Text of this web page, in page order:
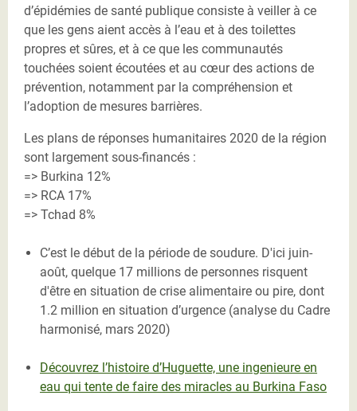
d’épidémies de santé publique consiste à veiller à ce
que les gens aient accès à l’eau et à des toilettes
propres et sûres, et à ce que les communautés
touchées soient écoutées et au cœur des actions de
prévention, notamment par la compréhension et
l’adoption de mesures barrières.
Les plans de réponses humanitaires 2020 de la région
sont largement sous-financés :
=> Burkina 12%
=> RCA 17%
=> Tchad 8%
C’est le début de la période de soudure. D'ici juin-
août, quelque 17 millions de personnes risquent
d'être en situation de crise alimentaire ou pire, dont
1.2 million en situation d’urgence (analyse du Cadre
harmonisé, mars 2020)
Découvrez l’histoire d’Huguette, une ingenieure en
eau qui tente de faire des miracles au Burkina Faso